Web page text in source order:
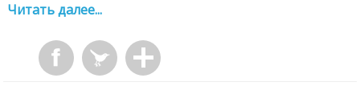
Читать далее...